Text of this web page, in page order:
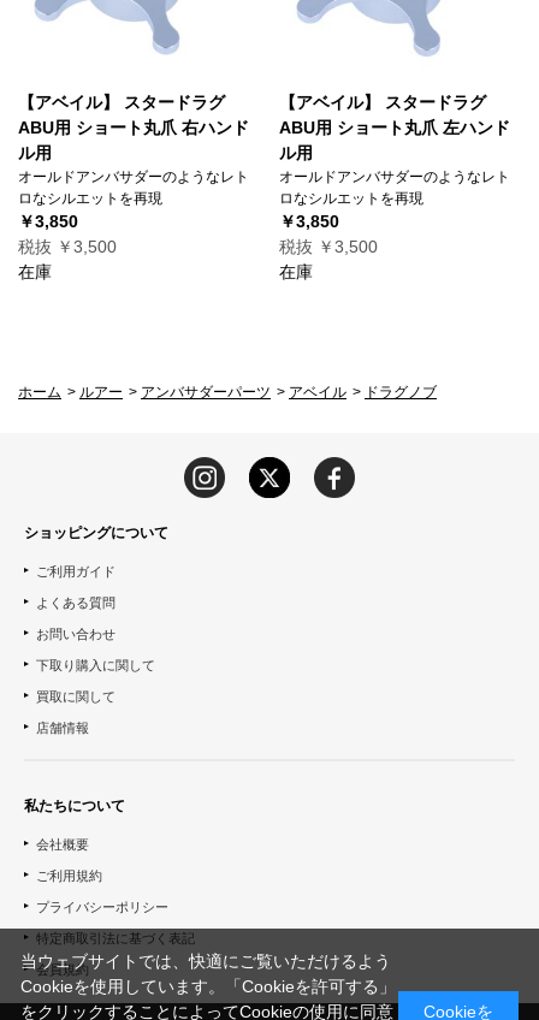
【アベイル】 スタードラグ
ABU用 ショート丸爪 右ハンド
ル用
オールドアンバサダーのようなレト
ロなシルエットを再現
￥3,850
税抜 ￥3,500
在庫
【アベイル】 スタードラグ
ABU用 ショート丸爪 左ハンド
ル用
オールドアンバサダーのようなレト
ロなシルエットを再現
￥3,850
税抜 ￥3,500
在庫
ホーム > ルアー > アンバサダーパーツ > アベイル > ドラグノブ
ショッピングについて
ご利用ガイド
よくある質問
お問い合わせ
下取り購入に関して
買取に関して
店舗情報
私たちについて
会社概要
ご利用規約
プライバシーポリシー
特定商取引法に基づく表記
会員規約
当ウェブサイトでは、快適にご覧いただけるよう
Cookieを使用しています。「Cookieを許可する」
をクリックすることによってCookieの使用に同意
Cookieを